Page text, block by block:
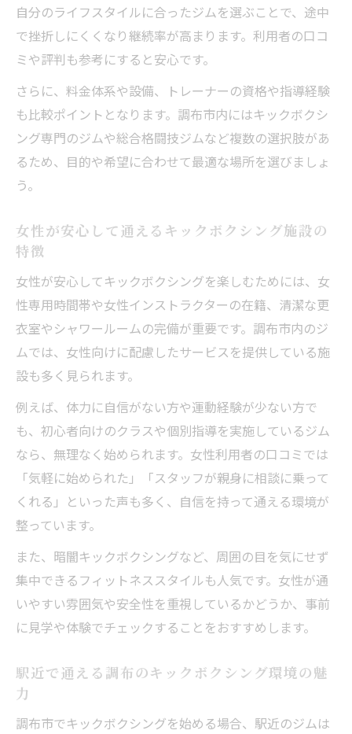
自分のライフスタイルに合ったジムを選ぶことで、途中
で挫折しにくくなり継続率が高まります。利用者の口コ
ミや評判も参考にすると安心です。
さらに、料金体系や設備、トレーナーの資格や指導経験
も比較ポイントとなります。調布市内にはキックボクシ
ング専門のジムや総合格闘技ジムなど複数の選択肢があ
るため、目的や希望に合わせて最適な場所を選びましょ
う。
女性が安心して通えるキックボクシング施設の
特徴
女性が安心してキックボクシングを楽しむためには、女
性専用時間帯や女性インストラクターの在籍、清潔な更
衣室やシャワールームの完備が重要です。調布市内のジ
ムでは、女性向けに配慮したサービスを提供している施
設も多く見られます。
例えば、体力に自信がない方や運動経験が少ない方で
も、初心者向けのクラスや個別指導を実施しているジム
なら、無理なく始められます。女性利用者の口コミでは
「気軽に始められた」「スタッフが親身に相談に乗って
くれる」といった声も多く、自信を持って通える環境が
整っています。
また、暗闇キックボクシングなど、周囲の目を気にせず
集中できるフィットネススタイルも人気です。女性が通
いやすい雰囲気や安全性を重視しているかどうか、事前
に見学や体験でチェックすることをおすすめします。
駅近で通える調布のキックボクシング環境の魅
力
調布市でキックボクシングを始める場合、駅近のジムは